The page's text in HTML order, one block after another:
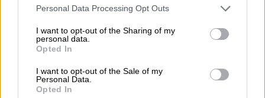
Please note that this website/app uses one or more Google
not limited to your visit or usage behaviour. You may click to
grant or deny consent to Google and its third-party tags to
use your data for below specified purposes in below Google
consent section.
Personal Data Processing Opt Outs
I want to opt-out of the Sharing of my
personal data.
Opted In
I want to opt-out of the Sale of my
Personal Data.
Opted In
DC Comics το 1989, είναι ένα πλούσιο
μείγμα μοντέρνας και αρχαίας μυθολογίας,
όπου συνυπάρχουν αρμονικά η σύγχρονη
λογοτεχνία, το ιστορικό δράμα και οι θρύλοι
ΑΛΛΑ #TAGS